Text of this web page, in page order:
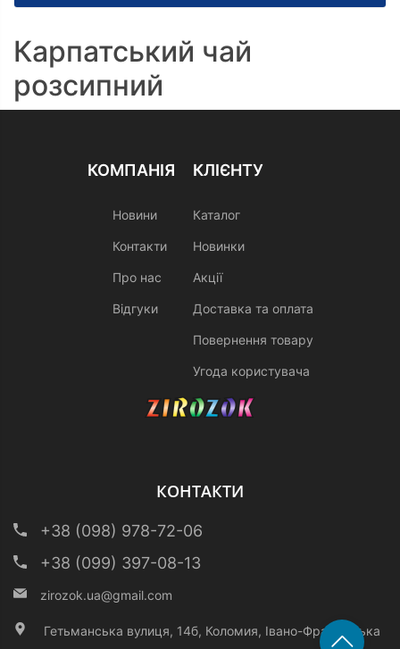
Карпатський чай
розсипний
КОМПАНІЯ
Новини
Контакти
Про нас
Відгуки
КЛІЄНТУ
Каталог
Новинки
Акції
Доставка та оплата
Повернення товару
Угода користувача
КОНТАКТИ
+38 (098) 978-72-06
+38 (099) 397-08-13
zirozok.ua@gmail.com
Гетьманська вулиця, 14б, Коломия, Івано-Франківська